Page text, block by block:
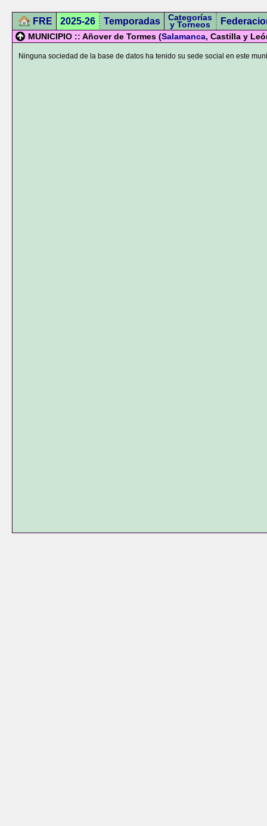
FRE 2025-26 Temporadas Categorías
y Torneos
MUNICIPIO :: Añover de Tormes (Salamanca, Castilla y
Ninguna sociedad de la base de datos ha tenido su sede social en este